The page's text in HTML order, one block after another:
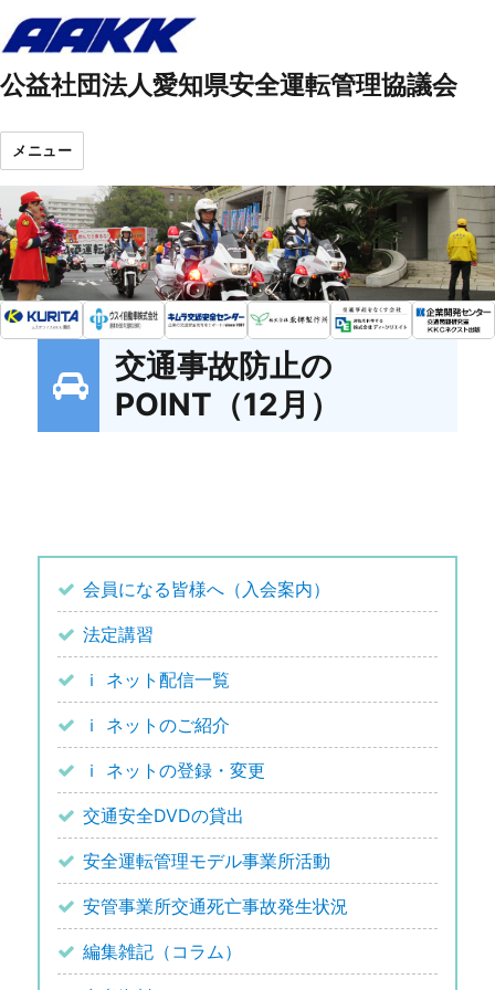
公益社団法人愛知県安全運転管理協議会
メニュー
交通事故防止の
POINT（12月）
会員になる皆様へ（入会案内）
法定講習
ｉ ネット配信一覧
ｉ ネットのご紹介
ｉ ネットの登録・変更
交通安全DVDの貸出
安全運転管理モデル事業所活動
安管事業所交通死亡事故発生状況
編集雑記（コラム）